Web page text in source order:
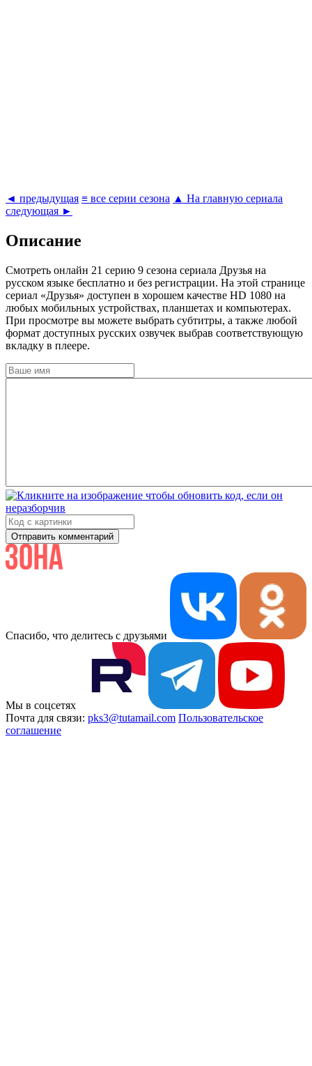
◄ предыдущая ≡ все серии сезона ▲ На главную сериала
следующая ►
Описание
Cмотреть онлайн 21 серию 9 сезона сериала Друзья на
русском языке бесплатно и без регистрации. На этой странице
сериал «Друзья» доступен в хорошем качестве HD 1080 на
любых мобильных устройствах, планшетах и компьютерах.
При просмотре вы можете выбрать субтитры, а также любой
формат доступных русских озвучек выбрав соответствующую
вкладку в плеере.
Отправить комментарий
Спасибо, что делитесь с друзьями
Мы в соцсетях
Почта для связи: pks3@tutamail.com Пользовательское
соглашение